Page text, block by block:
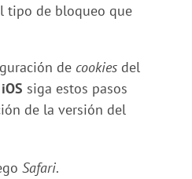
tipo de bloqueo que
de cookies del
siga estos pasos
de la versión del
Safari.